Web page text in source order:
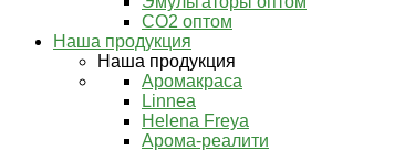
СО2 оптом
Наша продукция
Наша продукция
Аромакраса
Linnea
Helena Freya
Арома-реалити